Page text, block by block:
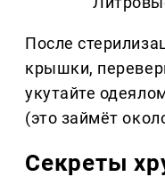
После
крышки,
укутайте
(это займёт
Секреты